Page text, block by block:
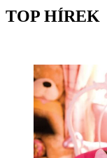
TOP HÍREK